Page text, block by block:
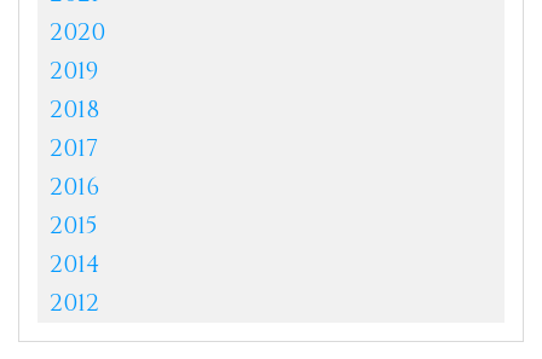
2020
2019
2018
2017
2016
2015
2014
2012